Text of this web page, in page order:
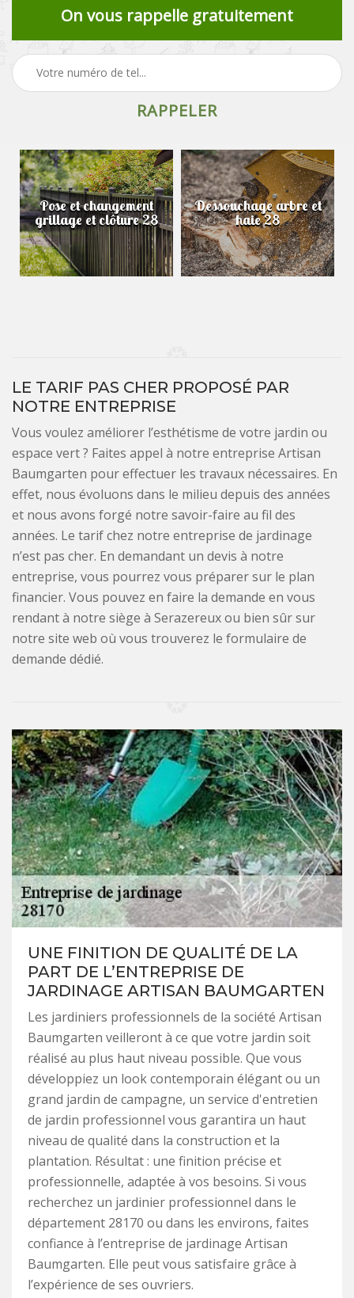
On vous rappelle gratuitement
Pose et changement
grillage et clôture 28
Dessouchage arbre et
haie 28
LE TARIF PAS CHER PROPOSÉ PAR
NOTRE ENTREPRISE
Vous voulez améliorer l’esthétisme de votre jardin ou
espace vert ? Faites appel à notre entreprise Artisan
Baumgarten pour effectuer les travaux nécessaires. En
effet, nous évoluons dans le milieu depuis des années
et nous avons forgé notre savoir-faire au fil des
années. Le tarif chez notre entreprise de jardinage
n’est pas cher. En demandant un devis à notre
entreprise, vous pourrez vous préparer sur le plan
financier. Vous pouvez en faire la demande en vous
rendant à notre siège à Serazereux ou bien sûr sur
notre site web où vous trouverez le formulaire de
demande dédié.
UNE FINITION DE QUALITÉ DE LA
PART DE L’ENTREPRISE DE
JARDINAGE ARTISAN BAUMGARTEN
Les jardiniers professionnels de la société Artisan
Baumgarten veilleront à ce que votre jardin soit
réalisé au plus haut niveau possible. Que vous
développiez un look contemporain élégant ou un
grand jardin de campagne, un service d'entretien
de jardin professionnel vous garantira un haut
niveau de qualité dans la construction et la
plantation. Résultat : une finition précise et
professionnelle, adaptée à vos besoins. Si vous
recherchez un jardinier professionnel dans le
département 28170 ou dans les environs, faites
confiance à l’entreprise de jardinage Artisan
Baumgarten. Elle peut vous satisfaire grâce à
l’expérience de ses ouvriers.